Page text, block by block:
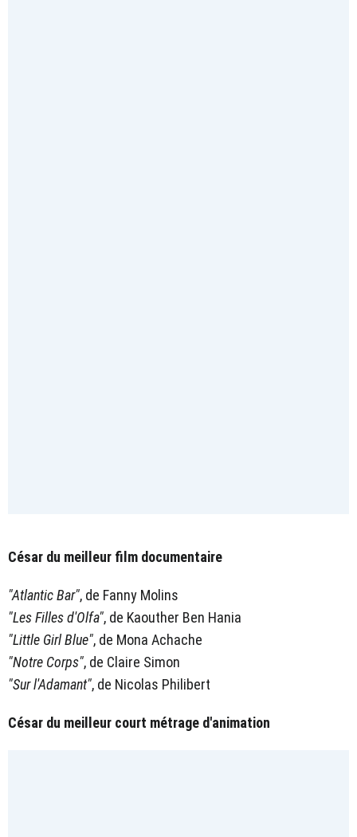
César du meilleur film documentaire
"Atlantic Bar", de Fanny Molins
"Les Filles d'Olfa", de Kaouther Ben Hania
"Little Girl Blue", de Mona Achache
"Notre Corps", de Claire Simon
"Sur l'Adamant", de Nicolas Philibert
César du meilleur court métrage d'animation